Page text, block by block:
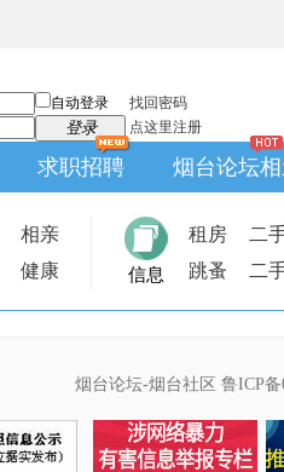
自动登录
找回密码
登录 点这里注册
求职招聘 烟台论坛
相亲
健康 信息
租房
二
跳蚤
二
烟台论坛-烟台社区 鲁ICP备